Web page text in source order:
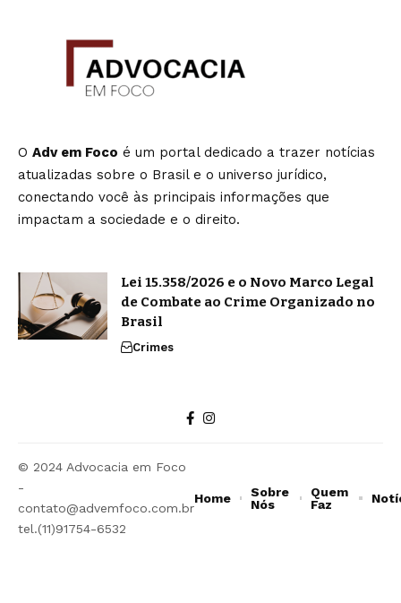
O Adv em Foco é um portal dedicado a trazer notícias
atualizadas sobre o Brasil e o universo jurídico,
conectando você às principais informações que
impactam a sociedade e o direito.
Lei 15.358/2026 e o Novo Marco Legal
de Combate ao Crime Organizado no
Brasil
Crimes
© 2024 Advocacia em Foco
-
contato@advemfoco.com.br
tel.(11)91754-6532
Home
Sobre
Nós
Quem
Faz